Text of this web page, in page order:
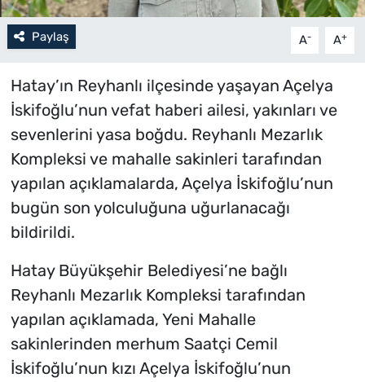
Paylaş A- A+
Hatay’ın Reyhanlı ilçesinde yaşayan Açelya
İskifoğlu’nun vefat haberi ailesi, yakınları ve
sevenlerini yasa boğdu. Reyhanlı Mezarlık
Kompleksi ve mahalle sakinleri tarafından
yapılan açıklamalarda, Açelya İskifoğlu’nun
bugün son yolculuğuna uğurlanacağı
bildirildi.
Hatay Büyükşehir Belediyesi’ne bağlı
Reyhanlı Mezarlık Kompleksi tarafından
yapılan açıklamada, Yeni Mahalle
sakinlerinden merhum Saatçi Cemil
İskifoğlu’nun kızı Açelya İskifoğlu’nun